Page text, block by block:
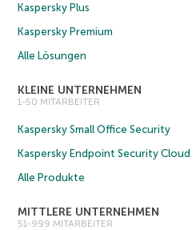
Kaspersky Plus
Kaspersky Premium
Alle Lösungen
KLEINE UNTERNEHMEN
1-50 MITARBEITER
Kaspersky Small Office Security
Kaspersky Endpoint Security Cloud
Alle Produkte
MITTLERE UNTERNEHMEN
51-999 MITARBEITER